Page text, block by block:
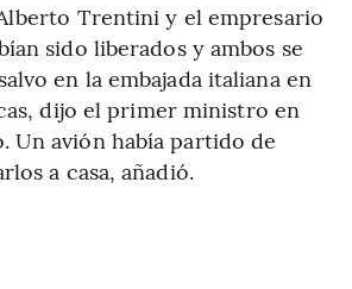
Trentini y el empresario
sido liberados y ambos se
en la embajada italiana en
dijo el primer ministro en
Un avión había partido de
a casa, añadió.